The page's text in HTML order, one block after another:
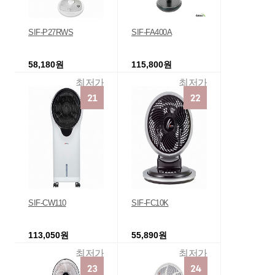
SIF-P27RWS
58,180원
최저가
SIF-FA400A
115,800원
최저가
SIF-CW110
113,050원
최저가
SIF-FC10K
55,890원
최저가